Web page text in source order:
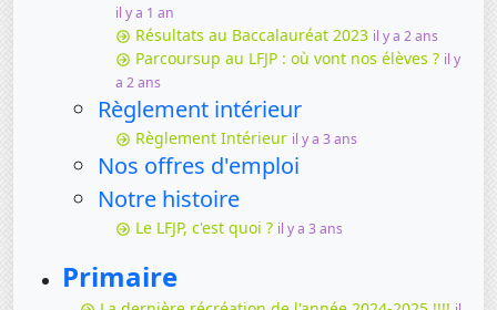
il y a 1 an
Résultats au Baccalauréat 2023 il y a 2 ans
Parcoursup au LFJP : où vont nos élèves ? il y
a 2 ans
Règlement intérieur
Règlement Intérieur il y a 3 ans
Nos offres d'emploi
Notre histoire
Le LFJP, c'est quoi ? il y a 3 ans
Primaire